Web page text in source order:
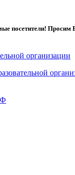
посетители! Просим
организации